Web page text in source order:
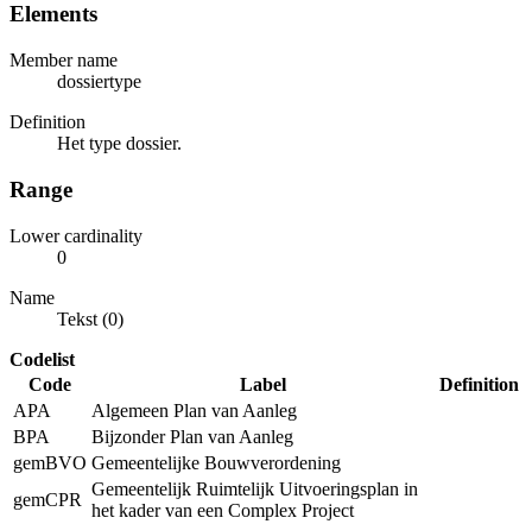
Elements
Member name
dossiertype
Definition
Het type dossier.
Range
Lower cardinality
0
Name
Tekst (0)
Codelist
Code
Label
Definition
APA
Algemeen Plan van Aanleg
BPA
Bijzonder Plan van Aanleg
gemBVO Gemeentelijke Bouwverordening
gemCPR
Gemeentelijk Ruimtelijk Uitvoeringsplan in
het kader van een Complex Project